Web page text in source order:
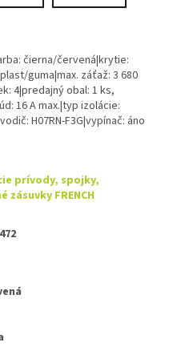
čierna/červená|krytie:
guma|max. záťaž: 3 680
4|predajný obal: 1 ks,
16 A max.|typ izolácie:
H07RN-F3G|vypínač: áno
prívody, spojky,
FRENCH